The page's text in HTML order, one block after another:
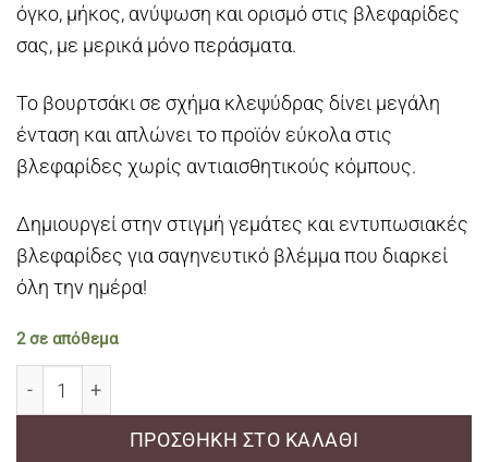
όγκο, μήκος, ανύψωση και ορισμό στις βλεφαρίδες
σας, με μερικά μόνο περάσματα.
Το βουρτσάκι σε σχήμα κλεψύδρας δίνει μεγάλη
ένταση και απλώνει το προϊόν εύκολα στις
βλεφαρίδες χωρίς αντιαισθητικούς κόμπους.
Δημιουργεί στην στιγμή γεμάτες και εντυπωσιακές
βλεφαρίδες για σαγηνευτικό βλέμμα που διαρκεί
όλη την ημέρα!
2 σε απόθεμα
ΠΡΟΣΘΉΚΗ ΣΤΟ ΚΑΛΆΘΙ